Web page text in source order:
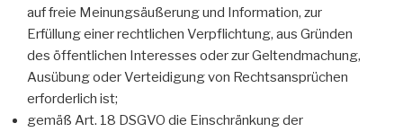
auf freie Meinungsäußerung und Information, zur
Erfüllung einer rechtlichen Verpflichtung, aus Gründen
des öffentlichen Interesses oder zur Geltendmachung,
Ausübung oder Verteidigung von Rechtsansprüchen
erforderlich ist;
gemäß Art. 18 DSGVO die Einschränkung der